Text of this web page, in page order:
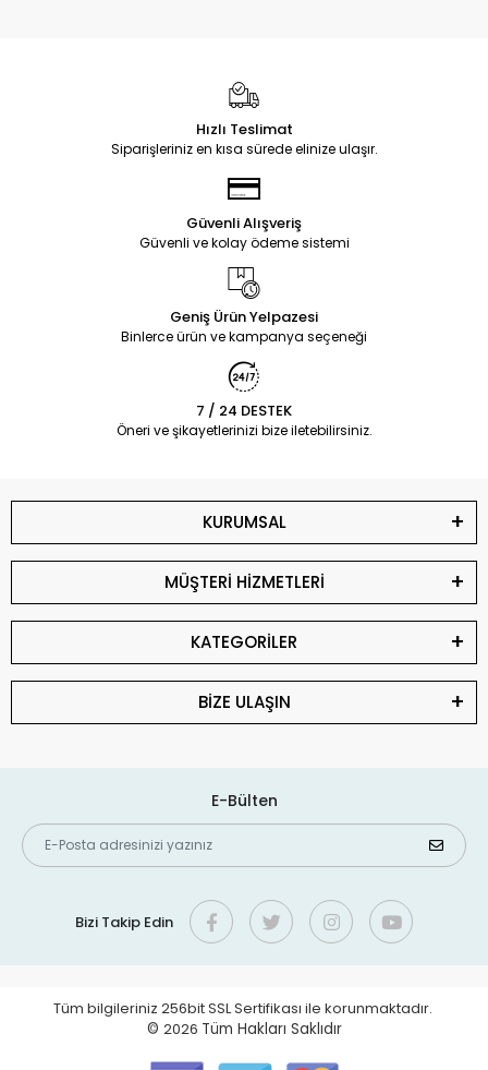
Hızlı Teslimat
Siparişleriniz en kısa sürede elinize ulaşır.
Güvenli Alışveriş
Güvenli ve kolay ödeme sistemi
Geniş Ürün Yelpazesi
Binlerce ürün ve kampanya seçeneği
7 / 24 DESTEK
Öneri ve şikayetlerinizi bize iletebilirsiniz.
KURUMSAL
MÜŞTERİ HİZMETLERİ
KATEGORİLER
BİZE ULAŞIN
E-Bülten
Bizi Takip Edin
Tüm bilgileriniz 256bit SSL Sertifikası ile korunmaktadır.
© 2026 Tüm Hakları Saklıdır